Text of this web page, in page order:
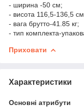
- ширина -50 см;
- висота 116,5-136,5
- вага брутто-41.85 кг;
- тип комплекта-
Приховати
Характеристики
Основні атрибути